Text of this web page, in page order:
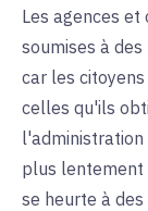
Les agences
soumises à
car les
celles qu'ils
l'administration
plus lentement
se heurte à